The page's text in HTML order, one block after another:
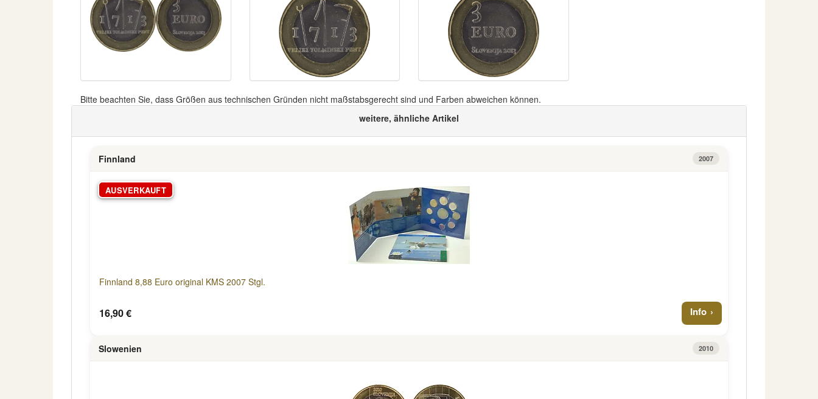
Bitte beachten Sie, dass Größen aus technischen Gründen nicht maßstabsgerecht sind und Farben abweichen können.
weitere, ähnliche Artikel
Finnland 2007
AUSVERKAUFT
Finnland 8,88 Euro original KMS 2007 Stgl.
16,90 € Info
Slowenien 2010